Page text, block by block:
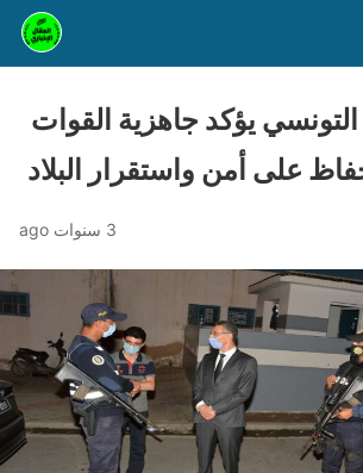
التونسي يؤكد جاهزية القوات
على أمن واستقرار البلاد
3 سنوات ago